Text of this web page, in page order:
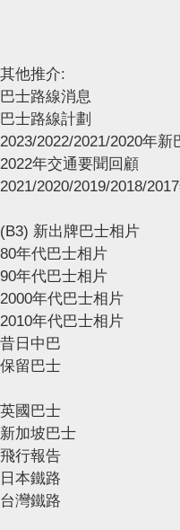
其他推介:
巴士路線消息
巴士路線計劃
2023/2022/2021/2020年新
2022年交通要聞回顧
2021/2020/2019/2018/
(B3) 新出牌巴士相片
80年代巴士相片
90年代巴士相片
2000年代巴士相片
2010年代巴士相片
昔日中巴
保留巴士
英國巴士
新加坡巴士
飛行報告
日本鐵路
台灣鐵路